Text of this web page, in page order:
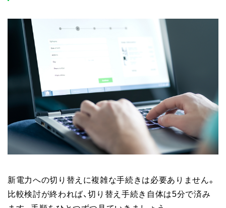
新電力への切り替えに複雑な手続きは必要ありません。
比較検討が終われば、切り替え手続き自体は5分で済み